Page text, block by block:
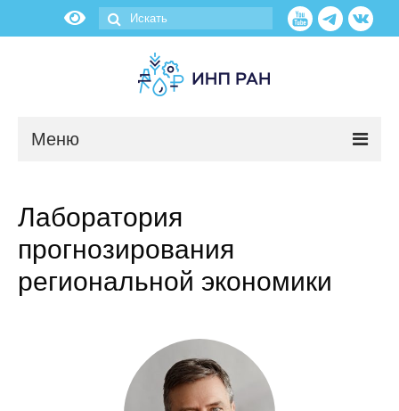
Меню
Об институте
Администрация
Сотрудники
Лаборатория
прогнозирования
региональной экономики